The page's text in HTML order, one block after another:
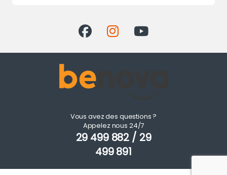
Vous avez des questions ?
Appelez nous 24/7
29 499 882 / 29
499 891